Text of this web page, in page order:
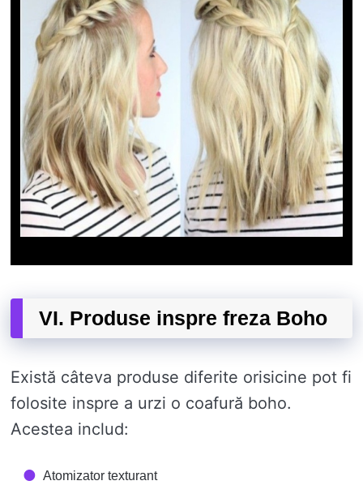
VI. Produse inspre freza Boho
Există câteva produse diferite orisicine pot fi
folosite inspre a urzi o coafură boho.
Acestea includ:
Atomizator texturant